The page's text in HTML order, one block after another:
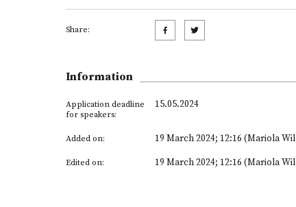
Share:
Information
Application deadline
for speakers:
15.05.2024
Added on: 19 March 2024; 12:16 (Mariola
Edited on: 19 March 2024; 12:16 (Mariola